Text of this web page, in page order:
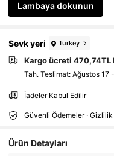
Lambaya dokunun
Sevk yeri Turkey
Kargo ücreti 470,74TL
Tah. Teslimat: Ağustos 17
İadeler Kabul Edilir
Güvenli Ödemeler · Gizlilik
Ürün Detayları